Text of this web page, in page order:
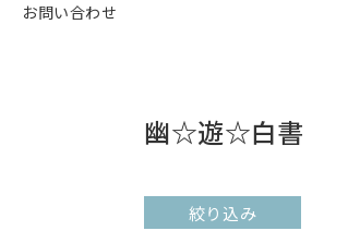
お問い合わせ
幽☆遊☆白書
絞り込み